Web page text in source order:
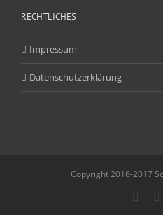
RECHTLICHES
Impressum
Datenschutzerklärung
Copyright 2016-2017